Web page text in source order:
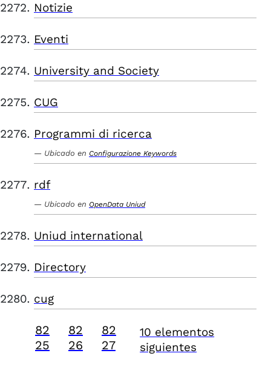
Notizie
Eventi
University and Society
CUG
Programmi di ricerca
Ubicado en Configurazione Keywords
rdf
Ubicado en OpenData Uniud
Uniud international
Directory
cug
82
25
82
26
82
27
10 elementos
siguientes